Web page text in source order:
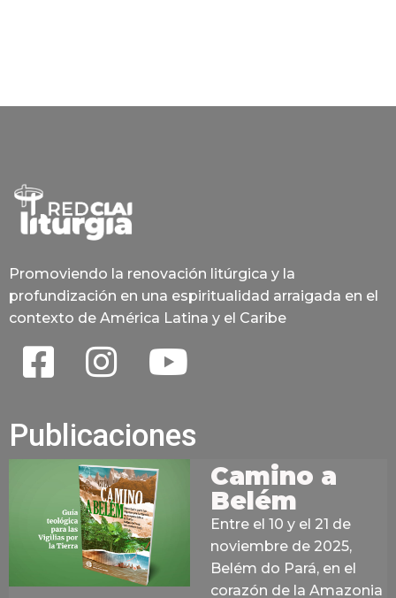
Promoviendo la renovación litúrgica y la
profundización en una espiritualidad arraigada en el
contexto de América Latina y el Caribe
Publicaciones
Camino a
Belém
Entre el 10 y el 21 de
noviembre de 2025,
Belém do Pará, en el
corazón de la Amazonia